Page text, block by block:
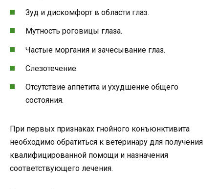
Зуд и дискомфорт в области глаз.
Мутность роговицы глаза.
Частые моргания и зачесывание глаз.
Слезотечение.
Отсутствие аппетита и ухудшение общего
состояния.
При первых признаках гнойного конъюнктивита
необходимо обратиться к ветеринару для получения
квалифицированной помощи и назначения
соответствующего лечения.